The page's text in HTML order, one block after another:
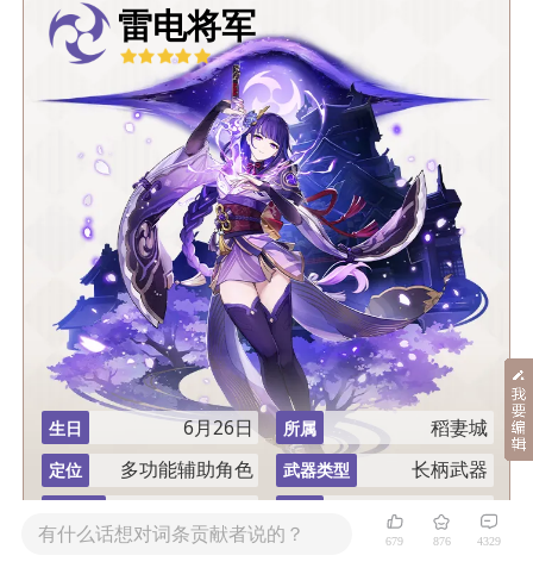
雷电将军
生日 6月26日 所属 稻妻城
定位 多功能辅助角色 武器类型 长柄武器
一心净土
有什么话想对词条贡献者说的？ 679 876 4329